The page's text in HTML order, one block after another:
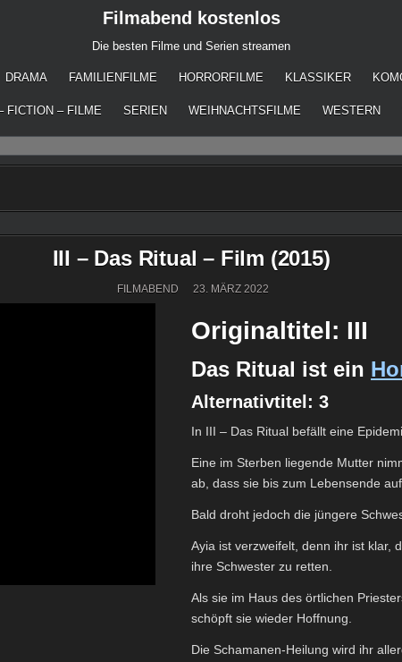
Filmabend kostenlos
Die besten Filme und Serien streamen
DRAMA FAMILIENFILME HORRORFILME KLASSIKER
FICTION – FILME SERIEN WEIHNACHTSFILME WESTERN
III – Das Ritual – Film (2015)
FILMABEND 23. MÄRZ 2022
Originaltitel: III
Das Ritual ist ein
Alternativtitel: 3
In III – Das Ritual befällt eine
Eine im Sterben liegende Mutter
ab, dass sie bis zum Lebensende
Bald droht jedoch die jüngere
Ayia ist verzweifelt, denn ihr ist klar,
ihre Schwester zu retten.
Als sie im Haus des örtlichen
schöpft sie wieder Hoffnung.
Die Schamanen-Heilung wird ihr